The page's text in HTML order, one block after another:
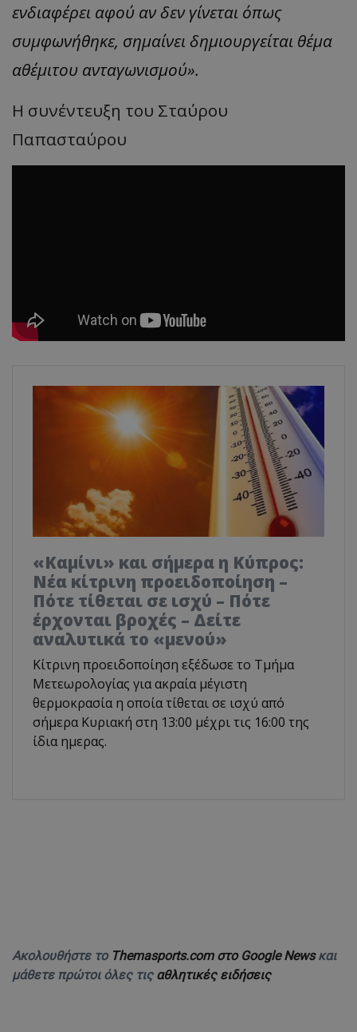
ενδιαφέρει αφού αν δεν γίνεται όπως
συμφωνήθηκε, σημαίνει δημιουργείται θέμα
αθέμιτου ανταγωνισμού».
Η συνέντευξη του Σταύρου
Παπασταύρου
«Καμίνι» και σήμερα η Κύπρος:
Νέα κίτρινη προειδοποίηση –
Πότε τίθεται σε ισχύ – Πότε
έρχονται βροχές – Δείτε
αναλυτικά το «μενού»
Κίτρινη προειδοποίηση εξέδωσε το Τμήμα
Μετεωρολογίας για ακραία μέγιστη
θερμοκρασία η οποία τίθεται σε ισχύ από
σήμερα Κυριακή στη 13:00 μέχρι τις 16:00 της
ίδια ημερας.
Ακολουθήστε το Themasports.com στο Google Newsκαι
μάθετε πρώτοι όλες τις αθλητικές ειδήσεις